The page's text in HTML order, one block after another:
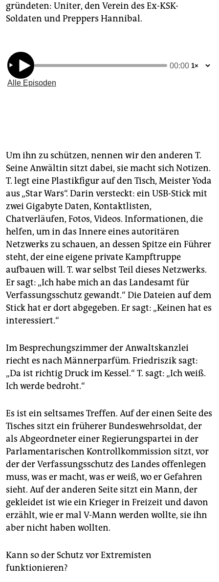
gründeten: Uniter, den Verein des Ex-KSK-
Soldaten und Preppers Hannibal.
Um ihn zu schützen, nennen wir den anderen T.
Seine Anwältin sitzt dabei, sie macht sich Notizen.
T. legt eine Plastikfigur auf den Tisch, Meister Yoda
aus „Star Wars“. Darin versteckt: ein USB-Stick mit
zwei Gigabyte Daten, Kontaktlisten,
Chatverläufen, Fotos, Videos. Informationen, die
helfen, um in das Innere eines autoritären
Netzwerks zu schauen, an dessen Spitze ein Führer
steht, der eine eigene private Kampftruppe
aufbauen will. T. war selbst Teil dieses Netzwerks.
Er sagt: „Ich habe mich an das Landesamt für
Verfassungsschutz gewandt.“ Die Dateien auf dem
Stick hat er dort abgegeben. Er sagt: „Keinen hat es
interessiert.“
Im Besprechungszimmer der Anwaltskanzlei
riecht es nach Männerparfüm. Friedriszik sagt:
„Da ist richtig Druck im Kessel.“ T. sagt: „Ich weiß.
Ich werde bedroht.“
Es ist ein seltsames Treffen. Auf der einen Seite des
Tisches sitzt ein früherer Bundeswehrsoldat, der
als Abgeordneter einer Regierungspartei in der
Parlamentarischen Kontrollkommission sitzt, vor
der der Verfassungsschutz des Landes offenlegen
muss, was er macht, was er weiß, wo er Gefahren
sieht. Auf der anderen Seite sitzt ein Mann, der
gekleidet ist wie ein Krieger in Freizeit und davon
erzählt, wie er mal V-Mann werden wollte, sie ihn
aber nicht haben wollten.
Kann so der Schutz vor Extremisten
funktionieren?